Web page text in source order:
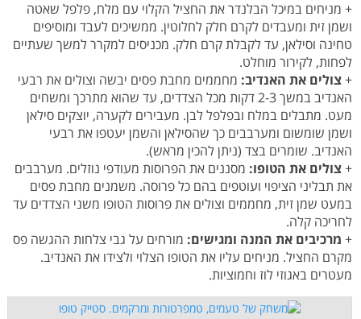
+ מניחים במיכל הבלנדר את החציל הקלוי עם מלח, פלפל שאטה
ושמן זית ומעבדים לקרם חלק לחלוטין. ממשיכים לעבד ומוסיפים
טחינה וסילאן, עד לקבלת קרם חלק. מכניסים למקרר למשך שעתיים
לפחות, לקירור מוחלט.
+צולים את האנדיב: מחממים מחבת פסים יבשה וצולים את רבעי
האנדיב במשך 2-3 דקות מכל הצדדים, עד שהוא מתרכך ומשחים
מעט. מתבלים במלח ובפלפל לבן. מעבירים לקערה, יוצקים סילאן
ושמן שומשום ומערבבים כך שהסילאן והשמן יעטפו את רבעי
האנדיב. שומרים בצד (ניתן להכין מראש).
+צולים את הטופו: מסננים את הפרוסות מעודפי נוזלים. מערבבים
את תבליני הציפוי ועוטפים בהם כל פרוסה. משמנים מחבת פסים
במעט שמן זית, מחממים וצולים את פרוסות הטופו משני הצדדים עד
לחריכה קלה.
+ מרכיבים את המנה ומגישים: מורחים על גבי צלחות ההגשה פס
מקרם החציל. מניחים עליו את הטופו הצלוי ולצידו את האנדיב.
מעטרים באגוזי לוז וחמוציות.